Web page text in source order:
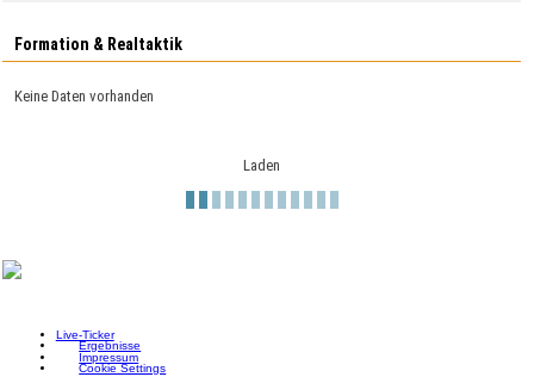
Formation & Realtaktik
Keine Daten vorhanden
Laden
Live-Ticker
Ergebnisse
Impressum
Cookie Settings